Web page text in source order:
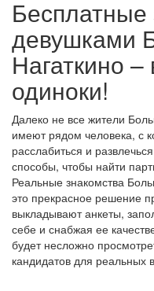
Бесплатные
девушками
Нагаткино
одиноки!
Далеко не все жители
имеют рядом человека, с
расслабиться и
способы, чтобы найти
Реальные знакомства
это прекрасное решение
выкладывают анкеты,
себе и снабжая ее
будет несложно
кандидатов для реальных